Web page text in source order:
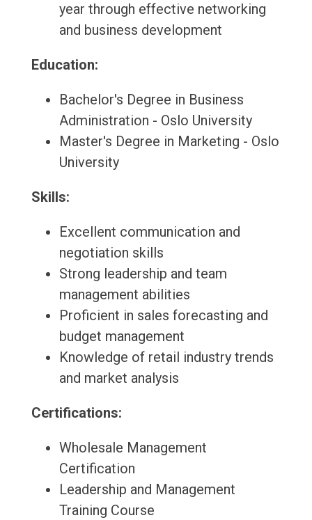
year through effective networking
and business development
Education:
Bachelor's Degree in Business
Administration - Oslo University
Master's Degree in Marketing - Oslo
University
Skills:
Excellent communication and
negotiation skills
Strong leadership and team
management abilities
Proficient in sales forecasting and
budget management
Knowledge of retail industry trends
and market analysis
Certifications:
Wholesale Management
Certification
Leadership and Management
Training Course